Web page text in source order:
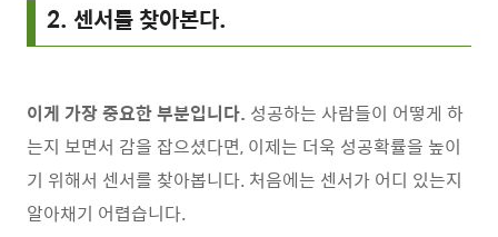
2. 센서를 찾아본다.
이게 가장 중요한 부분입니다. 성공하는 사람들이 어떻게 하
는지 보면서 감을 잡으셨다면, 이제는 더욱 성공확률을 높이
기 위해서 센서를 찾아봅니다. 처음에는 센서가 어디 있는지
알아채기 어렵습니다.